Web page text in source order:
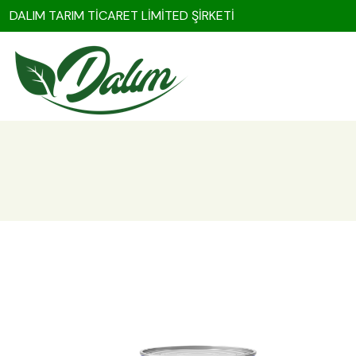
DALIM TARIM TİCARET LİMİTED ŞİRKETİ